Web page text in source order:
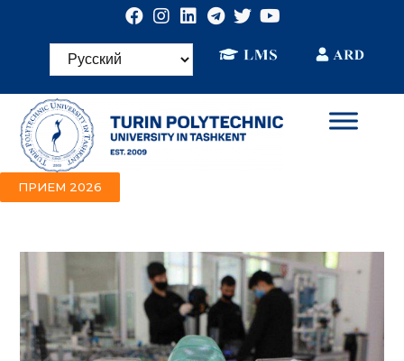
ПРИЕМ 2026